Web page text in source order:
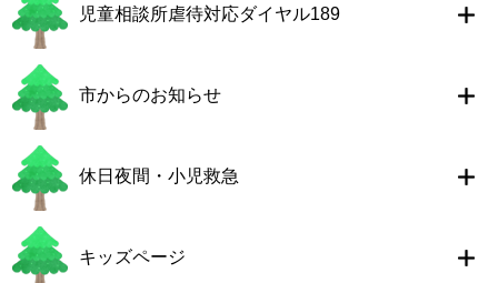
児童相談所虐待対応ダイヤル189
市からのお知らせ
休日夜間・小児救急
キッズページ